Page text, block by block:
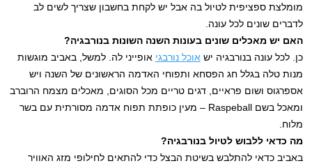
מומלצת ספציפית לטיול בה אבל יש לקחת בחשבון שצריך לשים לב
לדברים שונים לכל עונה.
האם יש מאכלים שונים בעונות השנה השונות בנורבגיה?
כן. לכל עונה בנורבגיה יש אוכל נורבגי אופייני לה. למשל, באביב מוגשות
מנות טלה בגלל חג הפסחא ותפוחי האדמה הראשונים של השנה ויש
אספרגוס ושום פראיים, דגים טריים מכל הסוגים, מאכלים מצמח הרוברב
ומאכל בשם Raspeball – מעין כופתת תפוח אדמה מסורתית עם בשר
מלוח.
מה כדאי ללבוש לטיול בנורבגיה?
באביב כדאי להתלבש בשיטת הבצל כדי להתאים לחילופי מזג האוויר